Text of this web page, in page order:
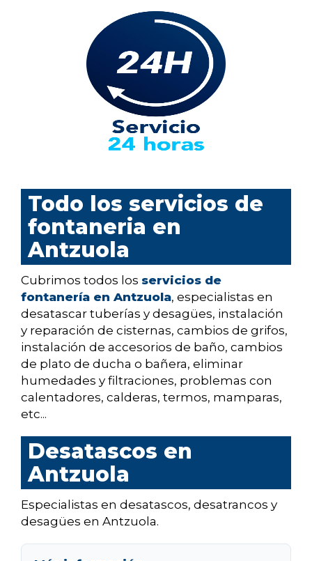
Todo los servicios de
fontaneria en
Antzuola
Cubrimos todos los servicios de
fontanería en Antzuola, especialistas en
desatascar tuberías y desagües, instalación
y reparación de cisternas, cambios de grifos,
instalación de accesorios de baño, cambios
de plato de ducha o bañera, eliminar
humedades y filtraciones, problemas con
calentadores, calderas, termos, mamparas,
etc...
Desatascos en
Antzuola
Especialistas en desatascos, desatrancos y
desagües en Antzuola.